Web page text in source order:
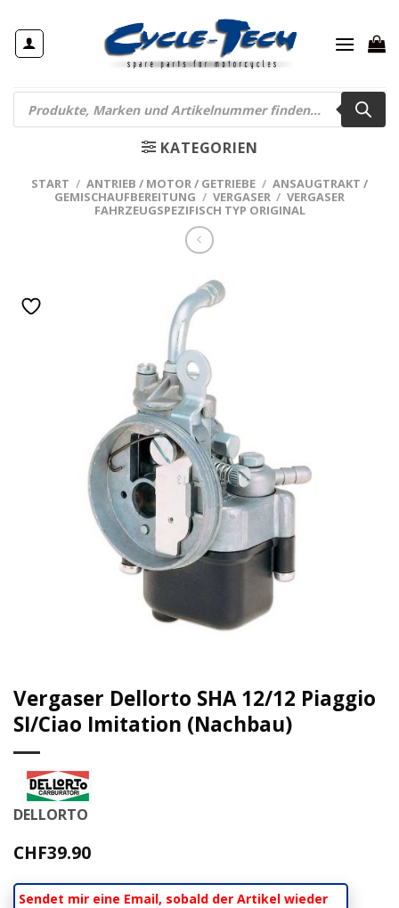
Inhalt
springen
Products
search
KATEGORIEN
START / ANTRIEB / MOTOR / GETRIEBE / ANSAUGTRAKT /
GEMISCHAUFBEREITUNG / VERGASER / VERGASER
FAHRZEUGSPEZIFISCH TYP ORIGINAL
Vergaser Dellorto SHA 12/12 Piaggio
SI/Ciao Imitation (Nachbau)
DELLORTO
CHF39.90
Sendet mir eine Email, sobald der Artikel wieder